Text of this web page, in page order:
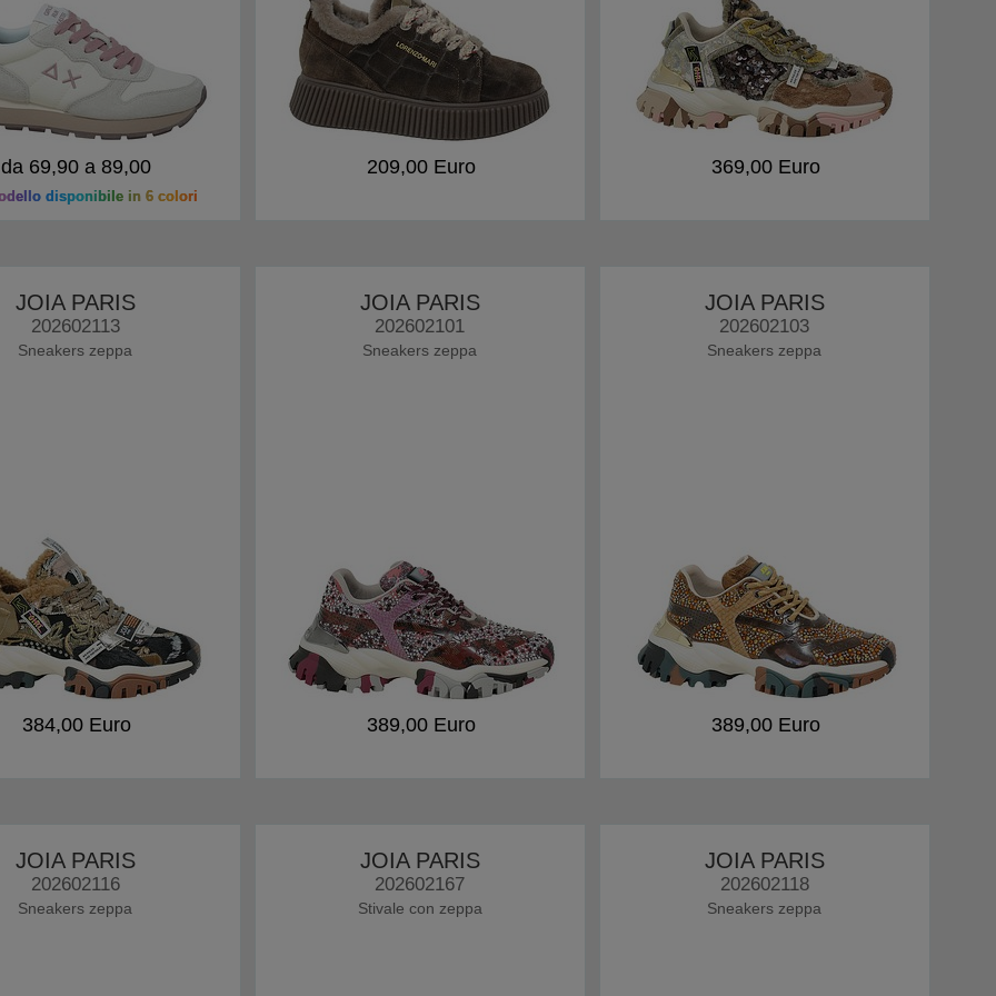
da 69,90 a 89,00
disponibile in 6 colori
209,00 Euro 369,00 Euro
JOIA PARIS
202602113
Sneakers zeppa
384,00 Euro
JOIA PARIS
202602101
Sneakers zeppa
389,00 Euro
JOIA PARIS
202602103
Sneakers zeppa
389,00 Euro
JOIA PARIS
202602116
Sneakers zeppa
JOIA PARIS
202602167
Stivale con zeppa
JOIA PARIS
202602118
Sneakers zeppa